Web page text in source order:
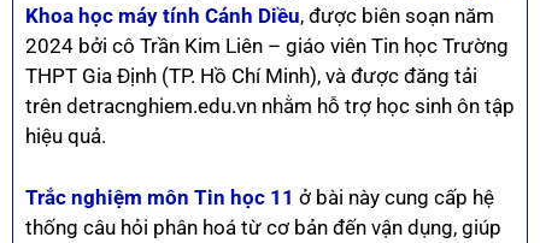
Khoa học máy tính Cánh Diều, được biên soạn năm
2024 bởi cô Trần Kim Liên – giáo viên Tin học Trường
THPT Gia Định (TP. Hồ Chí Minh), và được đăng tải
trên detracnghiem.edu.vn nhằm hỗ trợ học sinh ôn tập
hiệu quả.
Trắc nghiệm môn Tin học 11 ở bài này cung cấp hệ
thống câu hỏi phân hoá từ cơ bản đến vận dụng, giúp